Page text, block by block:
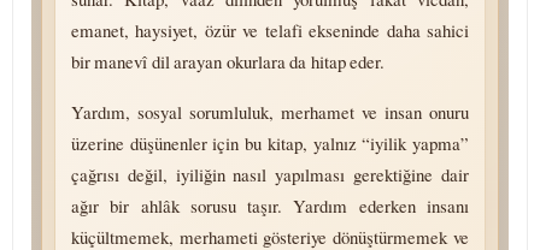
emanet, haysiyet, özür ve telafi ekseninde daha sahici
bir manevî dil arayan okurlara da hitap eder.
Yardım, sosyal sorumluluk, merhamet ve insan onuru
üzerine düşünenler için bu kitap, yalnız “iyilik yapma”
çağrısı değil, iyiliğin nasıl yapılması gerektiğine dair
ağır bir ahlâk sorusu taşır. Yardım ederken insanı
küçültmemek, merhameti gösteriye dönüştürmemek ve